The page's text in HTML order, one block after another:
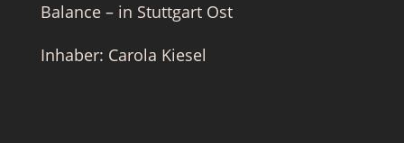
Balance – in Stuttgart Ost
Inhaber: Carola Kiesel